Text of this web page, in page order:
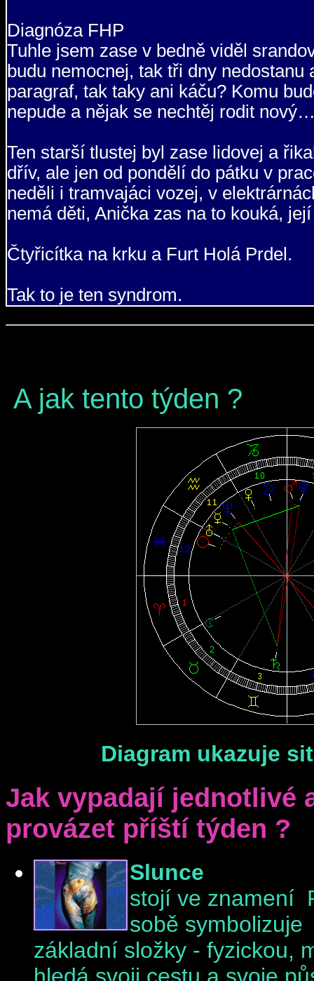
Diagnóza FHP
Tuhle jsem zase v bedně viděl
budu nemocnej, tak tři dny
paragraf, tak taky ani káču? Komu
nepude a nějak se nechtěj rodit
Ten starší tlustej byl zase lidovej a
dřív, ale jen od pondělí do pátku v
neděli i tramvajáci vozej, v
nemá děti, Anička zas na to kouká,
Čtyřicítka na krku a Furt Holá Prdel.
Tak to je ten syndrom.
A jak tento týden ?
Diagram ukazuje
Jak vypadají jednotlivé
provázet příští týden ?
Slunce
stojí ve znamení
sobě
základní složky - fyzickou,